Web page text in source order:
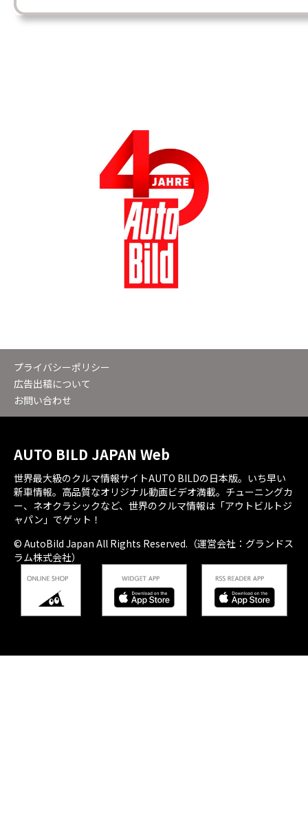
プライバシーポリシー
広告出稿について
お問い合わせ
AUTO BILD JAPAN Web
世界最大級のクルマ情報サイトAUTO BILDの日本版。いち早い
新車情報。高品質なオリジナル動画ビデオ満載。チューニングカ
ー、ネオクラシックなど、世界のクルマ情報は「アウトビルトジ
ャパン」でゲット！
© AutoBild Japan All Rights Reserved.（運営会社：グランドス
ラム株式会社）